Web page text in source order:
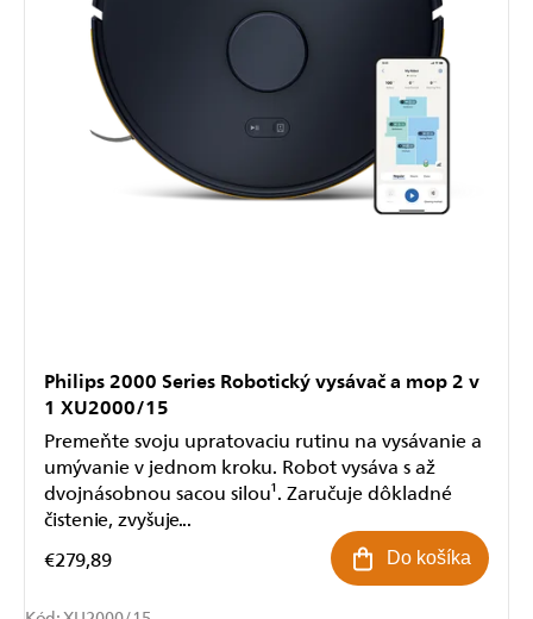
Philips 2000 Series Robotický vysávač a mop 2 v
1 XU2000/15
€279,89 Do košíka
Premeňte svoju upratovaciu rutinu na vysávanie a
umývanie v jednom kroku. Robot vysáva s až
dvojnásobnou sacou silou¹. Zaručuje dôkladné
čistenie, zvyšuje...